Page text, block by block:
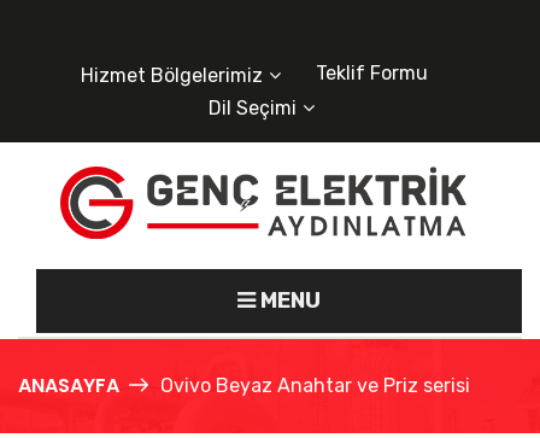
Hizmet Bölgelerimiz
Teklif Formu
Dil Seçimi
MENU
ANASAYFA Ovivo Beyaz Anahtar ve Priz serisi